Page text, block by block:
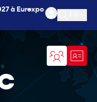
à Eurexpo
Ouvrir